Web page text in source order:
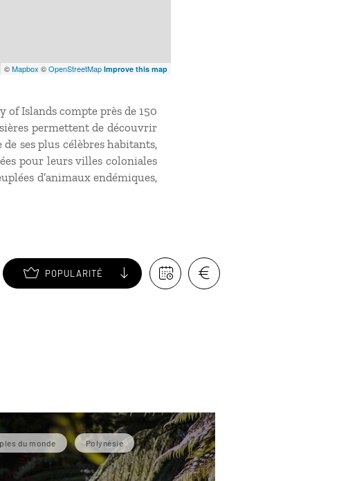
©Mapbox ©OpenStreetMap Improve this map
of Islands compte près de 150
permettent de découvrir
ses plus célèbres habitants,
pour leurs villes coloniales
d’animaux endémiques,
POPULARITÉ
du monde Polynésie